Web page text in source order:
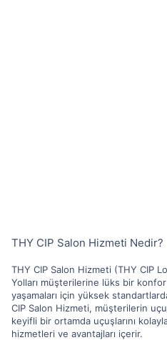
THY CIP Salon Hizmeti Nedir?
THY CIP Salon Hizmeti (THY CIP
Yolları müşterilerine lüks bir
yaşamaları için yüksek
CIP Salon Hizmeti, müşterilerin
keyifli bir ortamda uçuşlarını
hizmetleri ve avantajları içerir.